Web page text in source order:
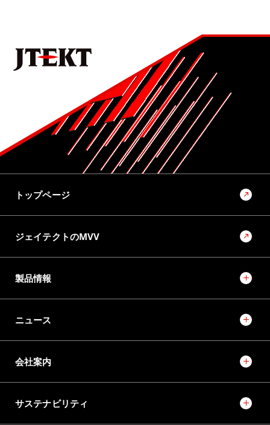
トップページ
ジェイテクトのMVV
製品情報
ニュース
会社案内
サステナビリティ